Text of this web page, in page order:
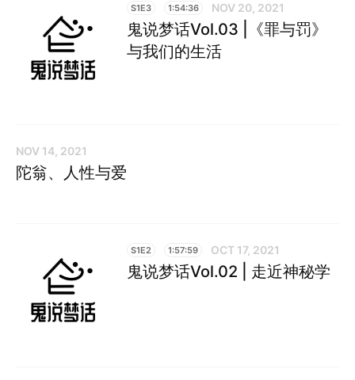
S1E3 1:54:36 NOV 20, 2021
鬼说梦话Vol.03 |《罪与罚》
与我们的生活
NOV 14, 2021
陀翁、人性与爱
S1E2 1:57:59 OCT 17, 2021
鬼说梦话Vol.02 | 走近神秘学